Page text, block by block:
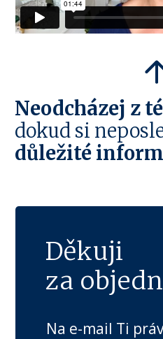
Neodcházej z
dokud si
důležité
Děkuji
za
Na e-mail Ti